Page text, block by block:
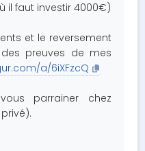
il faut investir 4000€)
et le reversement
preuves de mes
a/6iXFzcQ
parrainer chez